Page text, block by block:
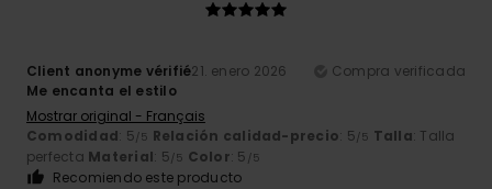
Client anonyme vérifié21. enero 2026
Compra verificada
Me encanta el estilo
Mostrar original - Français
Comodidad: 5/5 Relación calidad-precio: 5/5 Talla: Talla
perfecta Material: 5/5 Color: 5 /5
Recomiendo este producto